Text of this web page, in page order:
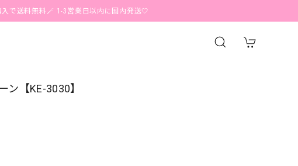
無料🪄 1-3営業日以内に国内発送🤍
【KE-3030】